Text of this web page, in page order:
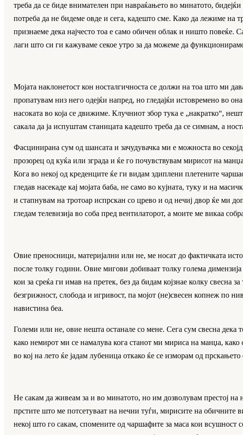
треба да се биде внимателен при навраќањето во минатото,
потреба да не бидеме овде и сега, кадешто сме. Како да лежиме на
признаеме дека најчесто тоа е само обичен облак и ништо повеќе.
лаги што си ги кажуваме секое утро за да можеме да
Мојата наклонетост кон носталгичноста се должи на тоа што ми
пропатувам низ него одејќи напред, но гледајќи истовремено во
насоката во која се движиме. Клучниот збор тука е „накратко“,
сакала да ја испуштам станицата кадешто треба да се симнам, а
Фасцинирана сум од шансата и зачудувачка ми е можноста во
прозорец од куќа или зграда и ќе го почувствувам мирисот на
Кога во некој од креденците ќе ги видам здиплени плетените
гледав насекаде кај мојата баба, не само во кујната, туку и на
и стапнувам на тротоар испрскан со црево и од нечиј двор ќе ми
гледам телевизија во соба пред вентилаторот, а моите ме викаа
Овие преносници, материјални или не, ме носат до фактичката
после толку години. Овие мигови добиваат толку голема
кои за среќа ги имав на претек, без да бидам којзнае колку свесна
безгрижност, слобода и игривост, па мојот (не)свесен копнеж по
навистина беа.
Големи или не, овие нешта останале со мене. Сега сум свесна дека
како немирот ми се намалува кога станот ми мириса на манџа,
во кој на лето ќе јадам лубеница откако ќе се изморам од прскањето
Не сакам да живеам за и во минатото, но им дозволувам престој
прстите што ме потсетуваат на нечии туѓи, мирисите на обичните
некој што го сакам, спомените од чаршафите за маса кои всушност